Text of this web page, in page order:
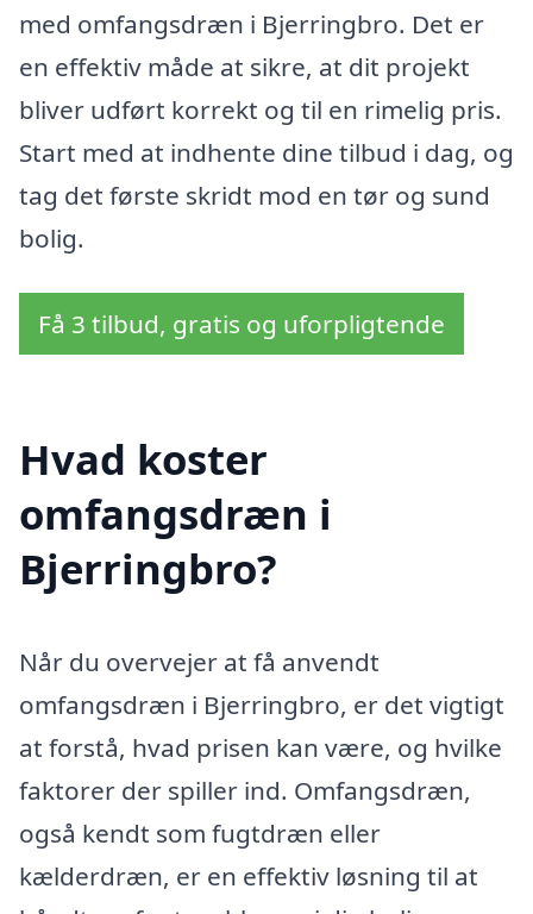
med omfangsdræn i Bjerringbro. Det er
en effektiv måde at sikre, at dit projekt
bliver udført korrekt og til en rimelig pris.
Start med at indhente dine tilbud i dag, og
tag det første skridt mod en tør og sund
bolig.
Få 3 tilbud, gratis og uforpligtende
Hvad koster
omfangsdræn i
Bjerringbro?
Når du overvejer at få anvendt
omfangsdræn i Bjerringbro, er det vigtigt
at forstå, hvad prisen kan være, og hvilke
faktorer der spiller ind. Omfangsdræn,
også kendt som fugtdræn eller
kælderdræn, er en effektiv løsning til at